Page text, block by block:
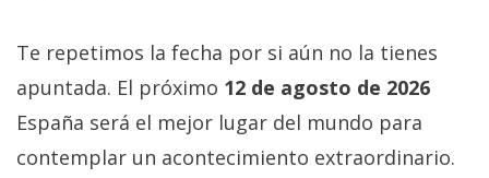
Te repetimos la fecha por si aún no la tienes
apuntada. El próximo 12 de agosto de 2026
España será el mejor lugar del mundo para
contemplar un acontecimiento extraordinario.